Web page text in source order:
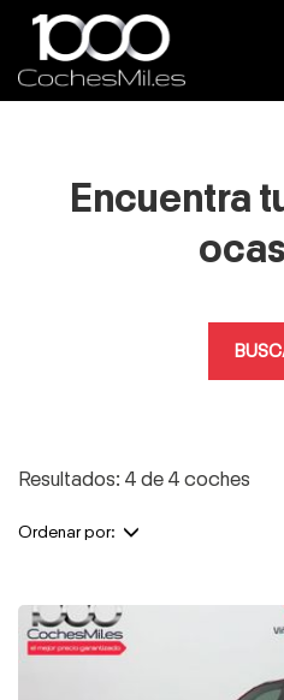
Encuentra
Resultados: 4 de 4 coches
Ordenar por: